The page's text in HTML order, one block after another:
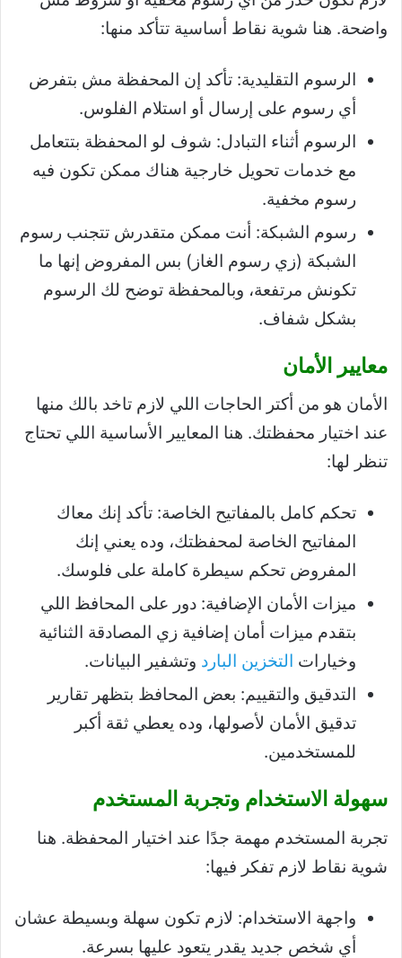
واضحة. هنا شوية نقاط أساسية تتأكد منها:
الرسوم التقليدية: تأكد إن المحفظة مش بتفرض
أي رسوم على إرسال أو استلام الفلوس.
الرسوم أثناء التبادل: شوف لو المحفظة بتتعامل
مع خدمات تحويل خارجية هناك ممكن تكون فيه
رسوم مخفية.
رسوم الشبكة: أنت ممكن متقدرش تتجنب رسوم
الشبكة (زي رسوم الغاز) بس المفروض إنها ما
تكونش مرتفعة، وبالمحفظة توضح لك الرسوم
بشكل شفاف.
معايير الأمان
الأمان هو من أكتر الحاجات اللي لازم تاخد بالك منها
عند اختيار محفظتك. هنا المعايير الأساسية اللي تحتاج
تنظر لها:
تحكم كامل بالمفاتيح الخاصة: تأكد إنك معاك
المفاتيح الخاصة لمحفظتك، وده يعني إنك
المفروض تحكم سيطرة كاملة على فلوسك.
ميزات الأمان الإضافية: دور على المحافظ اللي
بتقدم ميزات أمان إضافية زي المصادقة الثنائية
وخيارات التخزين البارد وتشفير البيانات.
التدقيق والتقييم: بعض المحافظ بتظهر تقارير
تدقيق الأمان لأصولها، وده يعطي ثقة أكبر
للمستخدمين.
سهولة الاستخدام وتجربة المستخدم
تجربة المستخدم مهمة جدًا عند اختيار المحفظة. هنا
شوية نقاط لازم تفكر فيها:
واجهة الاستخدام: لازم تكون سهلة وبسيطة عشان
أي شخص جديد يقدر يتعود عليها بسرعة.